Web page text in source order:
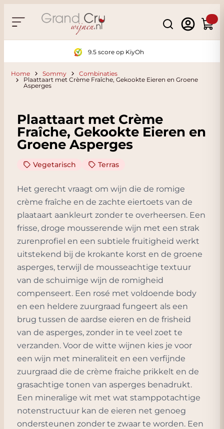
Search
9.5 score op KiyOh
Home Sommy
Combinaties
Plaattaart met Crème Fraîche, Gekookte Eieren en Groene
Asperges
Plaattaart met Crème
Fraîche, Gekookte Eieren en
Groene Asperges
Vegetarisch Terras
Het gerecht vraagt om wijn die de romige
crème fraîche en de zachte eiertoets van de
plaataart aankleurt zonder te overheersen. Een
frisse, droge mousserende wijn met een strak
zurenprofiel en een subtiele fruitigheid werkt
uitstekend bij de krokante korst en de groene
asperges, terwijl de mousseachtige textuur
van de schuimige wijn de romigheid
compenseert. Een rosé met voldoende body
en een heldere zuurgraad fungeert als een
brug tussen de aardse eieren en de frisheid
van de asperges, zonder in te veel zoet te
verzanden. Voor de witte wijnen kies je voor
een wijn met mineraliteit en een verfijnde
zuurgraad die de crème fraiche prikkelt en de
grasachtige tonen van asperges benadrukt.
Een mineralige wit met wat stamppotachtige
notenstructuur kan de eieren net genoeg
ondersteunen zonder te zwaar te worden. Een